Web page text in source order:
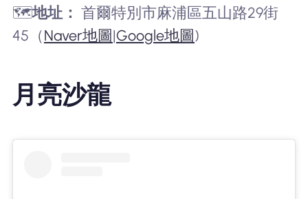
🗺️地址： 首爾特別市麻浦區五山路29街
45（Naver地圖|Google地圖)
月亮沙龍